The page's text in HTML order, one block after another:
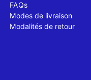
FAQs
Modes de livraison
Modalités de retour